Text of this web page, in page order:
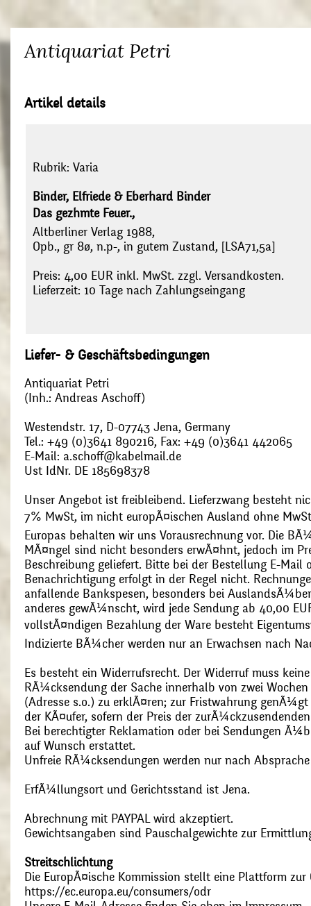
Antiquariat Petri
Artikel details
Rubrik: Varia
Binder, Elfriede & Eberhard Binder
Das gezhmte Feuer.,
Altberliner Verlag 1988,
Opb., gr 8ø, n.p-, in gutem Zustand, [LSA71,5a]
Preis: 4,00 EUR inkl. MwSt. zzgl. Versandkosten.
Lieferzeit: 10 Tage nach Zahlungseingang
Liefer- & Geschäftsbedingungen
Antiquariat Petri
(Inh.: Andreas Aschoff)
Westendstr. 17, D-07743 Jena, Germany
Tel.: +49 (0)3641 890216, Fax: +49 (0)3641 442065
E-Mail: a.schoff@kabelmail.de
Ust IdNr. DE 185698378
Unser Angebot ist freibleibend. Lieferzwang besteht
7% MwSt, im nicht europÃ¤ischen Ausland ohne
Europas behalten wir uns Vorausrechnung vor. Die
MÃ¤ngel sind nicht besonders erwÃ¤hnt, jedoch im
Beschreibung geliefert. Bitte bei der Bestellung E-Mail
Benachrichtigung erfolgt in der Regel nicht.
anfallende Bankspesen, besonders bei
anderes gewÃ¼nscht, wird jede Sendung ab 40,00
vollstÃ¤ndigen Bezahlung der Ware besteht
Indizierte BÃ¼cher werden nur an Erwachsen nach
Es besteht ein Widerrufsrecht. Der Widerruf muss
RÃ¼cksendung der Sache innerhalb von zwei
(Adresse s.o.) zu erklÃ¤ren; zur Fristwahrung
der KÃ¤ufer, sofern der Preis der
Bei berechtigter Reklamation oder bei Sendungen
auf Wunsch erstattet.
Unfreie RÃ¼cksendungen werden nur nach
ErfÃ¼llungsort und Gerichtsstand ist Jena.
Abrechnung mit PAYPAL wird akzeptiert.
Gewichtsangaben sind Pauschalgewichte zur
Streitschlichtung
Die EuropÃ¤ische Kommission stellt eine Plattform
https://ec.europa.eu/consumers/odr